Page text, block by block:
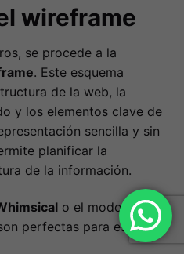
wireframe
se procede a la
. Este esquema
de la web, la
y los elementos clave de
sencilla y sin
planificar la
de la información.
o el modo
perfectas para esta